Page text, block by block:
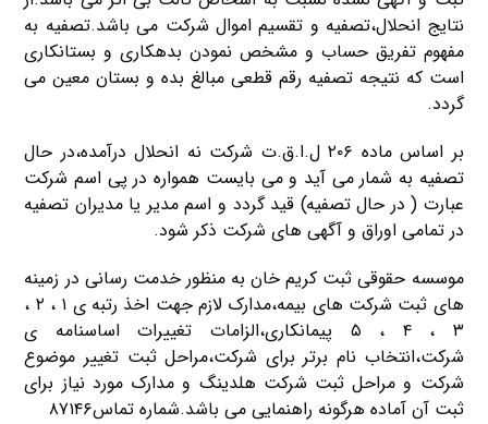
نتایج انحلال،تصفیه و تقسیم اموال شرکت می باشد.تصفیه به
مفهوم تفریق حساب و مشخص نمودن بدهکاری و بستانکاری
است که نتیجه تصفیه رقم قطعی مبالغ بده و بستان معین می
گردد.
بر اساس ماده ۲۰۶ ل.ا.ق.ت شرکت نه انحلال درآمده،در حال
تصفیه به شمار می آید و می بایست همواره در پی اسم شرکت
عبارت ( در حال تصفیه) قید گردد و اسم مدیر یا مدیران تصفیه
در تمامی اوراق و آگهی های شرکت ذکر شود.
موسسه حقوقی ثبت کریم خان به منظور خدمت رسانی در زمینه
های ثبت شرکت های بیمه،مدارک لازم جهت اخذ رتبه ی ۱ ، ۲ ،
۳ ، ۴ ، ۵ پیمانکاری،الزامات تغییرات اساسنامه ی
شرکت،انتخاب نام برتر برای شرکت،مراحل ثبت تغییر موضوع
شرکت و مراحل ثبت شرکت هلدینگ و مدارک مورد نیاز برای
ثبت آن آماده هرگونه راهنمایی می باشد.شماره تماس۸۷۱۴۶